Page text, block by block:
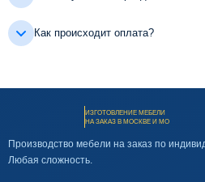
Как происходит оплата?
ИЗГОТОВЛЕНИЕ МЕБЕЛИ
НА ЗАКАЗ В МОСКВЕ И МО
Производство мебели на заказ по
Любая сложность.